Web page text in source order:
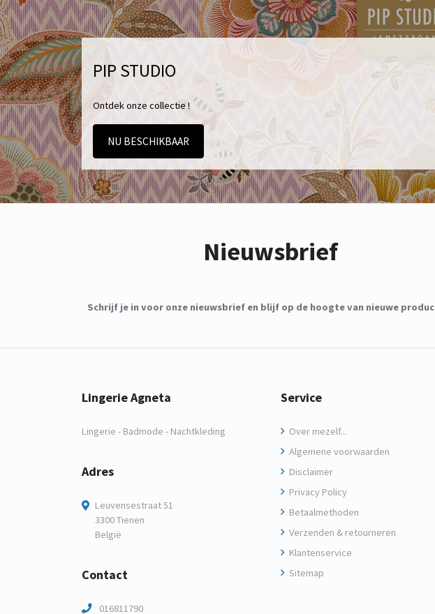
PIP STUDIO
Ontdek onze collectie !
NU BESCHIKBAAR
Nieuwsbrief
Schrijf je in voor onze nieuwsbrief en blijf op de hoogte van nieuwe
Lingerie Agneta
Lingerie - Badmode - Nachtkleding
Adres
Leuvensestraat 51
3300 Tienen
België
Contact
016811790
Service
Over mezelf...
Algemene voorwaarden
Disclaimer
Privacy Policy
Betaalmethoden
Verzenden & retourneren
Klantenservice
Sitemap